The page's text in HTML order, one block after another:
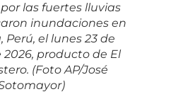
las fuertes lluvias
inundaciones en
Perú, el lunes 23 de
2026, producto de El
(Foto AP/José